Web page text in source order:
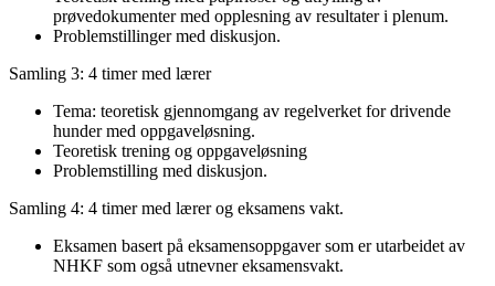
prøvedokumenter med opplesning av resultater i plenum.
Problemstillinger med diskusjon.
Samling 3: 4 timer med lærer
Tema: teoretisk gjennomgang av regelverket for drivende
hunder med oppgaveløsning.
Teoretisk trening og oppgaveløsning
Problemstilling med diskusjon.
Samling 4: 4 timer med lærer og eksamens vakt.
Eksamen basert på eksamensoppgaver som er utarbeidet av
NHKF som også utnevner eksamensvakt.